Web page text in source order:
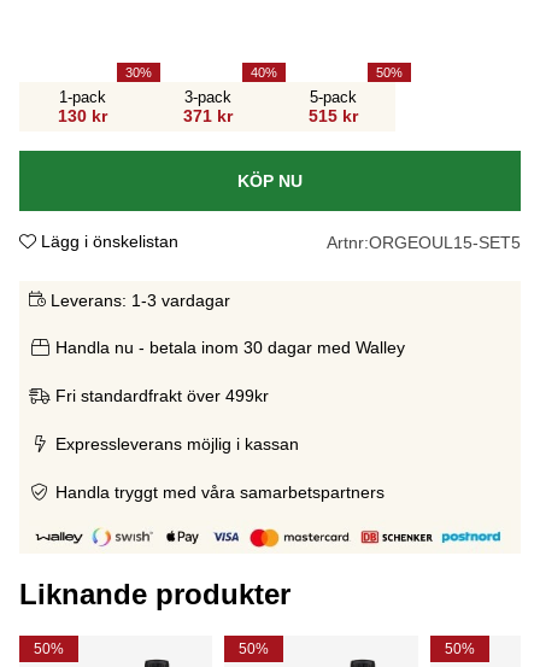
1-pack
130 kr
30
3-pack
371 kr
40
5-pack
515 kr
50
KÖP NU
Lägg i önskelistan Artnr:ORGEOUL15-SET5
Leverans: 1-3 vardagar
Handla nu - betala inom 30 dagar med Walley
Fri standardfrakt över 499kr
Expressleverans möjlig i kassan
Handla tryggt med våra samarbetspartners
Liknande produkter
50% 50% 50%